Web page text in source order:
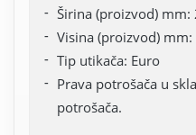
Širina (proizvod) mm:
Visina (proizvod) mm:
Tip utikača: Euro
Prava potrošača u
potrošača.